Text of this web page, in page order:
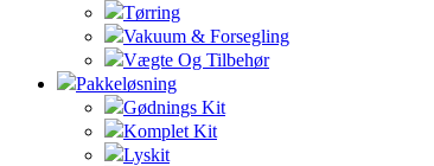
Tørring
Vakuum & Forsegling
Vægte Og Tilbehør
Pakkeløsning
Gødnings Kit
Komplet Kit
Lyskit